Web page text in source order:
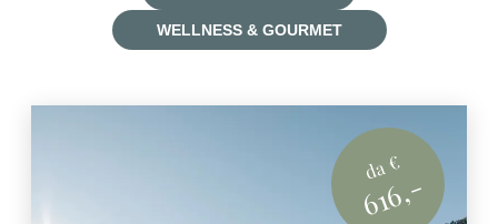
WELLNESS & GOURMET
da €
616,-